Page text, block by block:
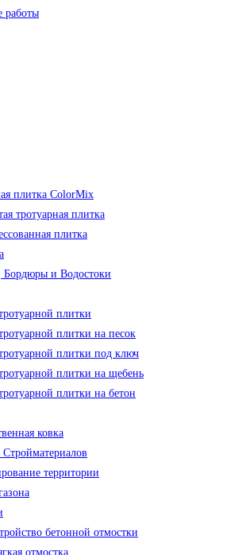
работы
плитка ColorMix
тротуарная плитка
плитка
Бордюры и Водостоки
плитки
плитки на песок
плитки под ключ
плитки на щебень
плитки на бетон
ковка
Стройматериалов
территории
бетонной отмостки
отмостка